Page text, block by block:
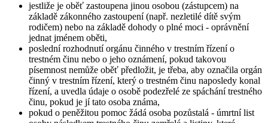
jestliže je oběť zastoupena jinou osobou (zástupcem) na
základě zákonného zastoupení (např. nezletilé dítě svým
rodičem) nebo na základě dohody o plné moci - oprávnění
jednat jménem oběti,
poslední rozhodnutí orgánu činného v trestním řízení o
trestném činu nebo o jeho oznámení, pokud takovou
písemnost nemůže oběť předložit, je třeba, aby označila orgán
činný v trestním řízení, který o trestném činu naposledy konal
řízení, a uvedla údaje o osobě podezřelé ze spáchání trestného
činu, pokud je jí tato osoba známa,
pokud o peněžitou pomoc žádá osoba pozůstalá - úmrtní list